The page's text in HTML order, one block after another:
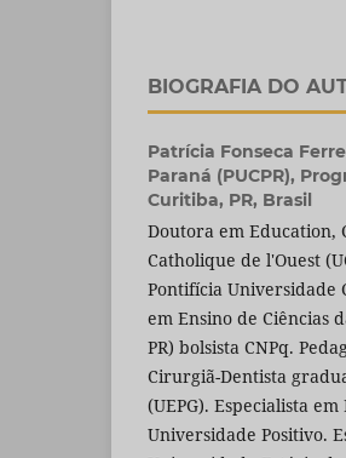
BIOGRAFIA DO
Patrícia Fonseca
Paraná (PUCPR),
Curitiba, PR, Brasil
Doutora em Education,
Catholique de l'Ouest
Pontifícia Universidade
em Ensino de Ciências
PR) bolsista CNPq.
Cirurgiã-Dentista
(UEPG). Especialista
Universidade Positivo.